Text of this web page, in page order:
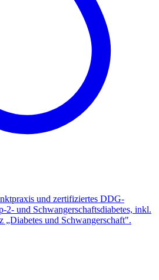
und zertifiziertes DDG-
und Schwangerschaftsdiabetes, inkl.
„Diabetes und Schwangerschaft".